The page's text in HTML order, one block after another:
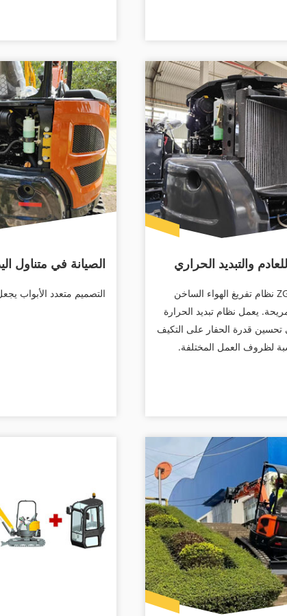
والتبديد الحراري
تتميز حفارة صغيرة ZG027U نظام تفريغ الهواء الساخن
يعمل نظام تبديد الحرارة
تحسين قدرة الحفار على التكيف
لظروف العمل المختلفة.
الصيانة في متناول
التصميم متعدد الأبواب